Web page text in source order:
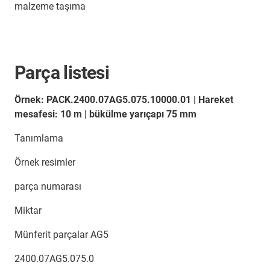
malzeme taşıma
Parça listesi
Örnek: PACK.2400.07AG5.075.10000.01 | Hareket
mesafesi: 10 m | bükülme yarıçapı 75 mm
Tanımlama
Örnek resimler
parça numarası
Miktar
Münferit parçalar AG5
2400.07AG5.075.0